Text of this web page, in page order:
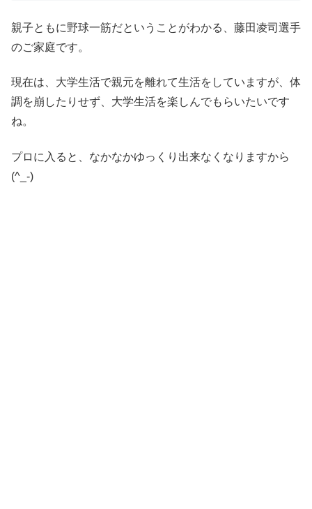
親子ともに野球一筋だということがわかる、藤田凌司選手
のご家庭です。
現在は、大学生活で親元を離れて生活をしていますが、体
調を崩したりせず、大学生活を楽しんでもらいたいです
ね。
プロに入ると、なかなかゆっくり出来なくなりますから
(^_-)